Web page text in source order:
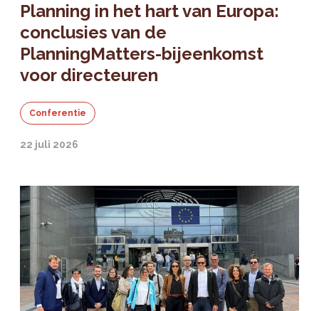
Planning in het hart van Europa:
conclusies van de
PlanningMatters-bijeenkomst
voor directeuren
Conferentie
22 juli 2026